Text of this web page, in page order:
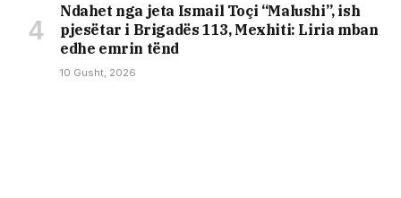
Ndahet nga jeta Ismail Toçi “Malushi”, ish
pjesëtar i Brigadës 113, Mexhiti: Liria mban
edhe emrin tënd
10 Gusht, 2026